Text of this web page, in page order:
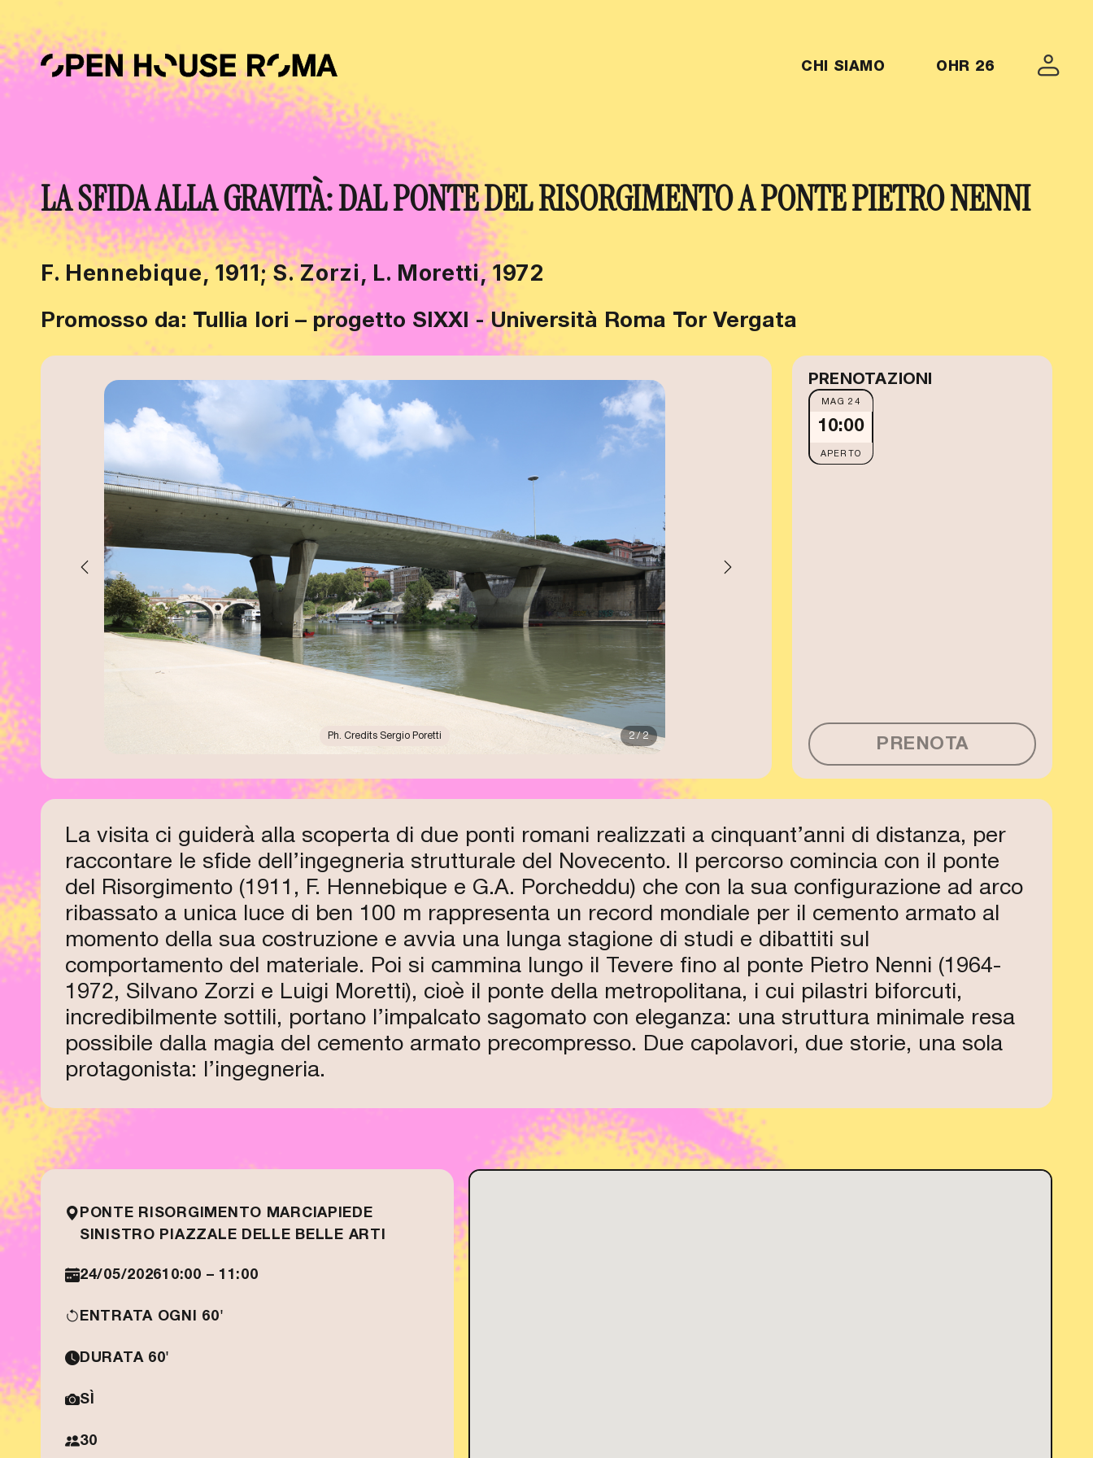
MENU-OHR26
CHI SIAMO OHR 26
LA SFIDA ALLA GRAVITÀ: DAL PONTE DEL RISORGIMENTO A PONTE PIETRO NENNI
F. Hennebique, 1911; S. Zorzi, L. Moretti, 1972
Promosso da: Tullia Iori – progetto SIXXI - Università Roma Tor Vergata
2 / 2
Ph. Credits Sergio Poretti
PRENOTAZIONI
MAG 24
10:00
APERTO
PRENOTA
La visita ci guiderà alla scoperta di due ponti romani realizzati a cinquant’anni di distanza, per
raccontare le sfide dell’ingegneria strutturale del Novecento. Il percorso comincia con il ponte
del Risorgimento (1911, F. Hennebique e G.A. Porcheddu) che con la sua configurazione ad arco
ribassato a unica luce di ben 100 m rappresenta un record mondiale per il cemento armato al
momento della sua costruzione e avvia una lunga stagione di studi e dibattiti sul
comportamento del materiale. Poi si cammina lungo il Tevere fino al ponte Pietro Nenni (1964-
1972, Silvano Zorzi e Luigi Moretti), cioè il ponte della metropolitana, i cui pilastri biforcuti,
incredibilmente sottili, portano l’impalcato sagomato con eleganza: una struttura minimale resa
possibile dalla magia del cemento armato precompresso. Due capolavori, due storie, una sola
protagonista: l’ingegneria.
PONTE RISORGIMENTO MARCIAPIEDE
SINISTRO PIAZZALE DELLE BELLE ARTI
24/05/202610:00 – 11:00
ENTRATA OGNI 60'
DURATA 60'
SÌ
30